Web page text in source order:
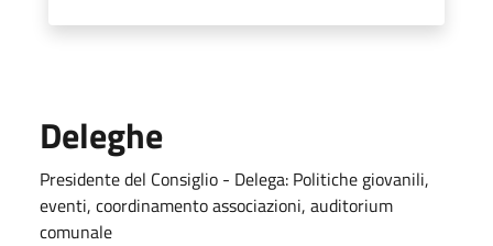
Deleghe
Presidente del Consiglio - Delega: Politiche giovanili,
eventi, coordinamento associazioni, auditorium
comunale